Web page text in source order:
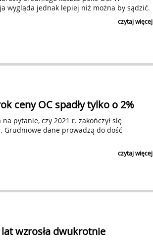
wygląda jednak lepiej niż można by sądzić.
czytaj więcej
ceny OC spadły tylko o 2%
pytanie, czy 2021 r. zakończył się
Grudniowe dane prowadzą do dość
czytaj więcej
wzrosła dwukrotnie